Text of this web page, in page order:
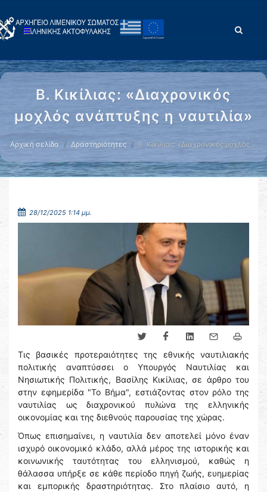
Β. Κικίλιας: «Διαχρονικός
μοχλός ανάπτυξης η ναυτιλία»
Αρχική σελίδα Δραστηριότητες Β. Κικίλιας: «Διαχρονικός μοχλός …
28/12/2025 1:14 μμ.
Τις βασικές προτεραιότητες της εθνικής ναυτιλιακής
πολιτικής αναπτύσσει ο Υπουργός Ναυτιλίας και
Νησιωτικής Πολιτικής, Βασίλης Κικίλιας, σε άρθρο του
στην εφημερίδα "Το Βήμα", εστιάζοντας στον ρόλο της
ναυτιλίας ως διαχρονικού πυλώνα της ελληνικής
οικονομίας και της διεθνούς παρουσίας της χώρας.
Όπως επισημαίνει, η ναυτιλία δεν αποτελεί μόνο έναν
ισχυρό οικονομικό κλάδο, αλλά μέρος της ιστορικής και
κοινωνικής ταυτότητας του ελληνισμού, καθώς η
θάλασσα υπήρξε σε κάθε περίοδο πηγή ζωής, ευημερίας
και εμπορικής δραστηριότητας. Στο πλαίσιο αυτό, η